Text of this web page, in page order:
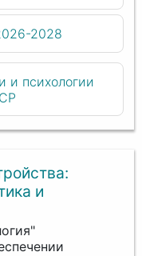
2028
и психологии
и